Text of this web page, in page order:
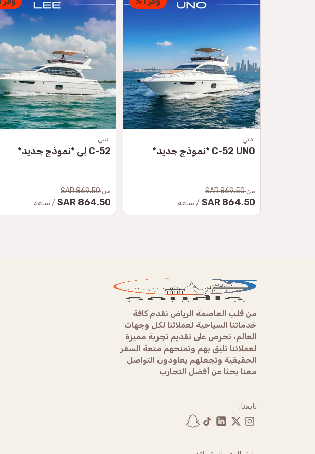
دبي
C-52 لِي *نموذج جديد*
من869.50 SAR
864.50 SAR / ساعة
دبي
C-52 ريو *نموذج جديد*
من869.50 SAR
864.50 SAR / ساعة
من قلب العاصمة الرياض نقدم كافة
خدماتنا السياحية لعملائنا لكل وجهات
العالم، نحرص على تقديم تجربة مميزة
لعملائنا تليق بهم وتمنحهم متعة السفر
الحقيقية وتجعلهم يعاودون التواصل
معنا بحثا عن أفضل التجارب
تابعنا: